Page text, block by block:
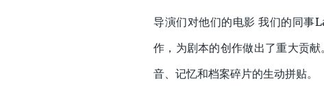
导演们对他们的电影 我们的同事
作，为剧本的创作做出了重大贡
音、记忆和档案碎片的生动拼贴。